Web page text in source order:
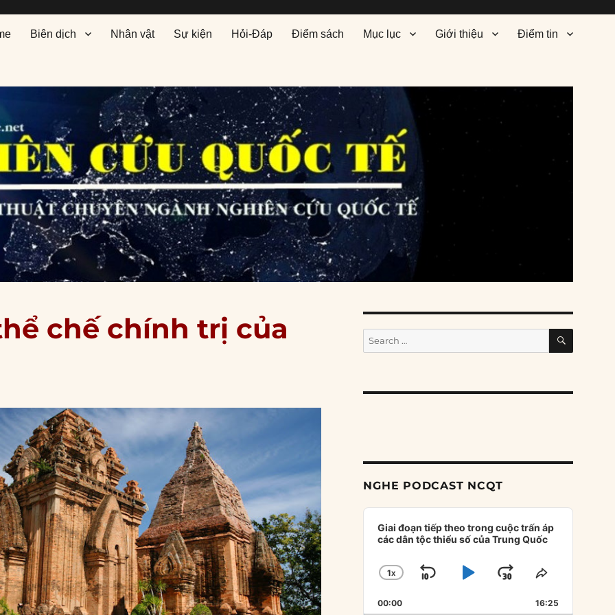
Biên dịch Nhân vật Sự kiện Hỏi-Đáp Điểm sách Mục lục Giới thiệu Điểm tin
chế chính trị của
Search
for:
SEARCH
NGHE PODCAST NCQT
Audio
Player
Giai đoạn tiếp theo trong cuộc trấn áp
các dân tộc thiểu số của Trung Quốc
CHANGE
RATE
1X
SKIP
BACKWARD
PLAYJUMP
FORWARD
SHARE
EPISODE
00:00 16:25